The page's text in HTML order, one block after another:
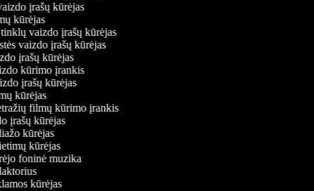
įrašų kūrėjas
kūrėjas
tinklų vaizdo įrašų kūrėjas
vaizdo įrašų kūrėjas
įrašų kūrėjas
kūrimo įrankis
įrašų kūrėjas
kūrėjas
filmų kūrimo įrankis
įrašų kūrėjas
kūrėjas
kūrėjas
foninė muzika
kūrėjas